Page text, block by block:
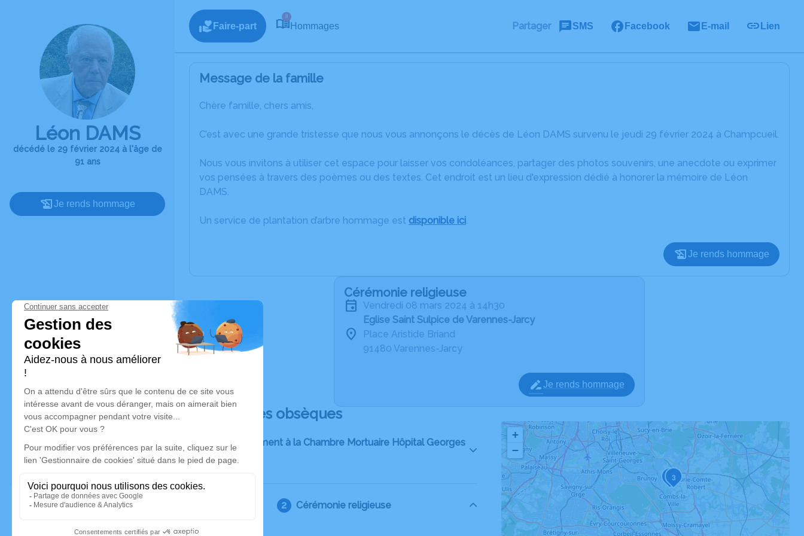
Léon DAMS
décédé le 29 février 2024 à l'âge de
91 ans
Je rends hommage
Faire-part
8
Hommages Partager SMS Facebook E-mail Lien
Message de la famille
Chère famille, chers amis,
C’est avec une grande tristesse que nous vous annonçons le décès de Léon DAMS survenu le jeudi 29 février 2024 à Champcueil.
Nous vous invitons à utiliser cet espace pour laisser vos condoléances, partager des photos souvenirs, une anecdote ou exprimer
vos pensées à travers des poèmes ou des textes. Cet endroit est un lieu d'expression dédié à honorer la mémoire de Léon
DAMS.
Un service de plantation d’arbre hommage est disponible ici.
Je rends hommage
Cérémonie religieuse
vendredi 08 mars 2024 à 14h30
Eglise Saint Sulpice de Varennes-Jarcy
Place Aristide Briand
91480 Varennes-Jarcy
Je rends hommage
Déroulé des obsèques
Recueillement à la Chambre Mortuaire Hôpital Georges
Clémenceau
Cérémonie religieuse
23
+
−